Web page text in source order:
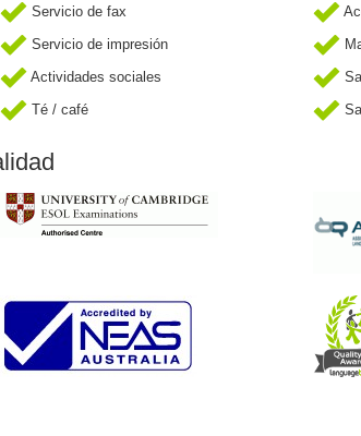
Servicio de fax
Servicio de impresión
Actividades sociales
Té / café